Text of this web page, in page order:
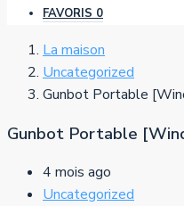
FAVORIS 0
La maison
Uncategorized
Gunbot Portable
Gunbot Portable
4 mois ago
Uncategorized